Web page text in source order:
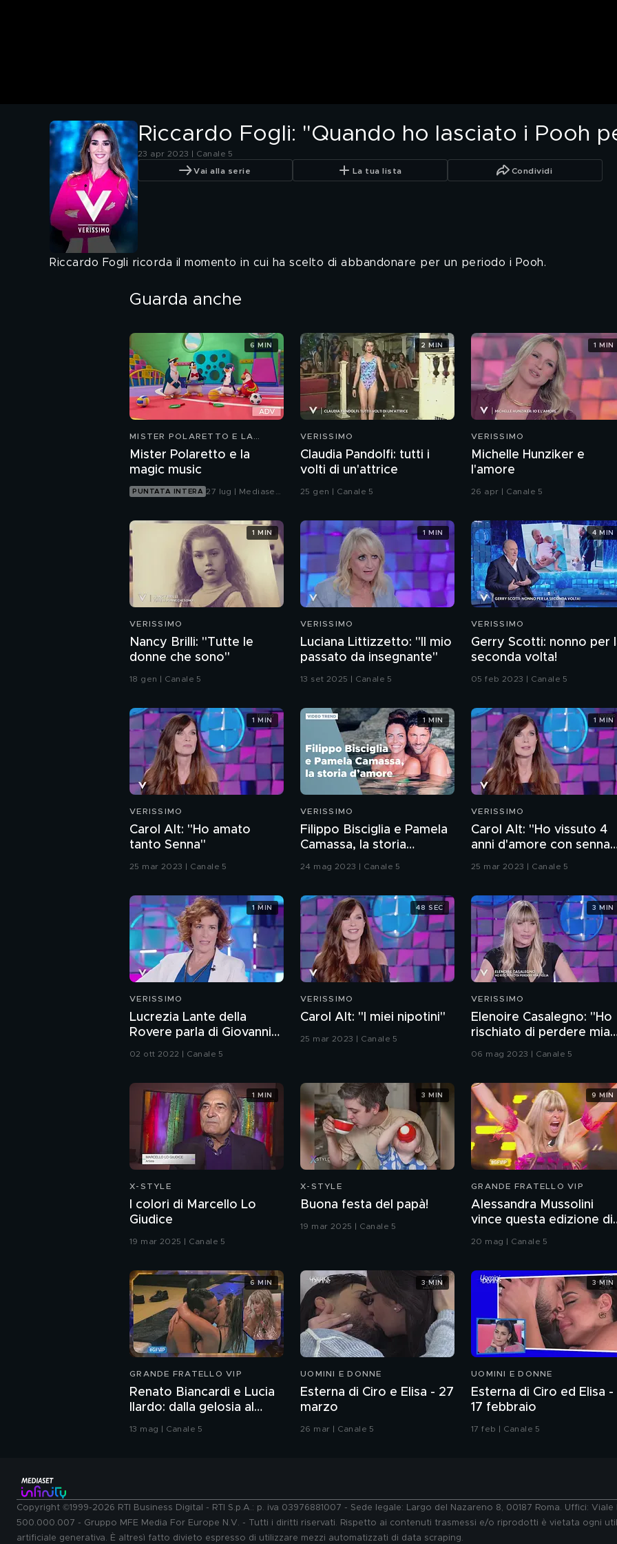
Riccardo Fogli: "Quando ho lasciato i Pooh
23 apr 2023 | Canale 5
Vai alla serie La tua lista Condividi
Riccardo Fogli ricorda il momento in cui ha scelto di abbandonare per un periodo i Pooh.
Guarda anche
MISTER POLARETTO E LA
Mister Polaretto e la
magic music
PUNTATA INTERA 27 lug | Mediaset
6 MIN
VERISSIMO
Claudia Pandolfi: tutti i
volti di un'attrice
25 gen | Canale 5
2 MIN
VERISSIMO
Michelle Hunziker e
l'amore
26 apr | Canale 5
1 MIN
VERISSIMO
Nancy Brilli: "Tutte le
donne che sono"
18 gen | Canale 5
1 MIN
VERISSIMO
Luciana Littizzetto: "Il mio
passato da insegnante"
13 set 2025 | Canale 5
1 MIN
VERISSIMO
Gerry Scotti: nonno per
seconda volta!
05 feb 2023 | Canale 5
4 MIN
VERISSIMO
Carol Alt: "Ho amato
tanto Senna"
25 mar 2023 | Canale 5
1 MIN
VERISSIMO
Filippo Bisciglia e Pamela
Camassa, la storia
24 mag 2023 | Canale 5
1 MIN
VERISSIMO
Carol Alt: "Ho vissuto 4
anni d'amore con senna
mentre ero sposata"
25 mar 2023 | Canale 5
1 MIN
VERISSIMO
Lucrezia Lante della
Rovere parla di Giovanni
02 ott 2022 | Canale 5
1 MIN
VERISSIMO
Carol Alt: "I miei nipotini"
25 mar 2023 | Canale 5
48 SEC
VERISSIMO
Elenoire Casalegno: "Ho
rischiato di perdere mia
06 mag 2023 | Canale 5
3 MIN
X-STYLE
I colori di Marcello Lo
Giudice
19 mar 2025 | Canale 5
1 MIN
X-STYLE
Buona festa del papà!
19 mar 2025 | Canale 5
3 MIN
GRANDE FRATELLO VIP
Alessandra Mussolini
vince questa edizione di
Grande Fratello VIP
20 mag | Canale 5
9 MIN
GRANDE FRATELLO VIP
Renato Biancardi e Lucia
Ilardo: dalla gelosia al
13 mag | Canale 5
6 MIN
UOMINI E DONNE
Esterna di Ciro e Elisa - 27
marzo
26 mar | Canale 5
3 MIN
UOMINI E DONNE
Esterna di Ciro ed Elisa -
17 febbraio
17 feb | Canale 5
3 MIN
Copyright ©1999-2026 RTI Business Digital - RTI S.p.A.: p. iva 03976881007 - Sede legale: Largo del Nazareno 8, 00187 Roma. Uffici:
500.000.007 - Gruppo MFE Media For Europe N.V. - Tutti i diritti riservati. Rispetto ai contenuti trasmessi e/o riprodotti è vietata ogni
artificiale generativa. È altresì fatto divieto espresso di utilizzare mezzi automatizzati di data scraping.